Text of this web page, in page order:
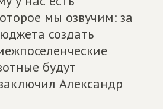
мы озвучим: за
создать
будут
Александр